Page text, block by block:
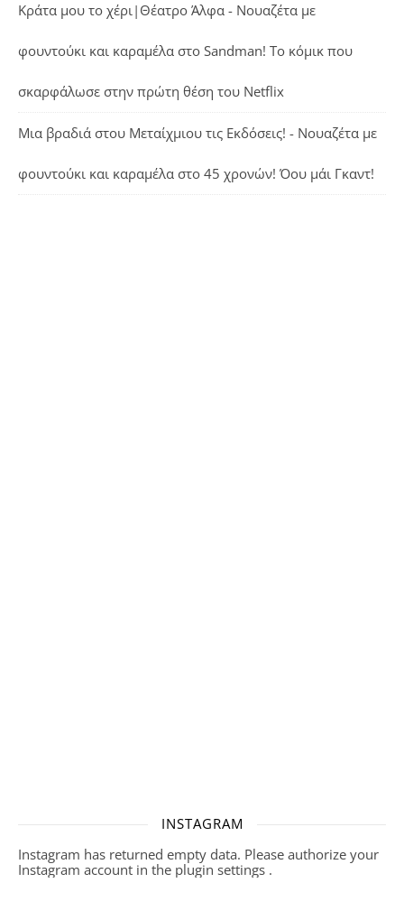
Κράτα μου το χέρι|Θέατρο Άλφα - Νουαζέτα με
φουντούκι και καραμέλα στο Sandman! Το κόμικ που
σκαρφάλωσε στην πρώτη θέση του Netflix
Μια βραδιά στου Μεταίχμιου τις Εκδόσεις! - Νουαζέτα με
φουντούκι και καραμέλα στο 45 χρονών! Όου μάι Γκαντ!
INSTAGRAM
Instagram has returned empty data. Please authorize your
Instagram account in the plugin settings .